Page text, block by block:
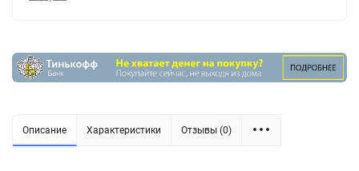
Описание Характеристики Отзывы (0)